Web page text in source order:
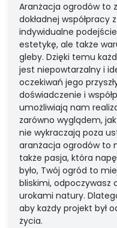
Aranżacja ogrodów to
dokładnej współpracy
indywidualne
estetykę, ale także
gleby. Dzięki temu
jest niepowtarzalny i
oczekiwań jego
doświadczenie i
umożliwiają nam
zarówno wyglądem,
nie wykraczają poza
aranżacja ogrodów to
także pasja, która
było, Twój ogród to
bliskimi, odpoczywasz
urokami natury.
aby każdy projekt był
życia.